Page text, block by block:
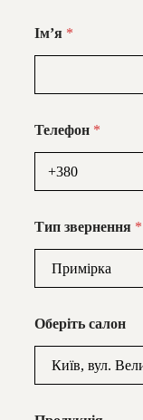
Імʼя *
Телефон *
Тип звернення *
Оберіть салон